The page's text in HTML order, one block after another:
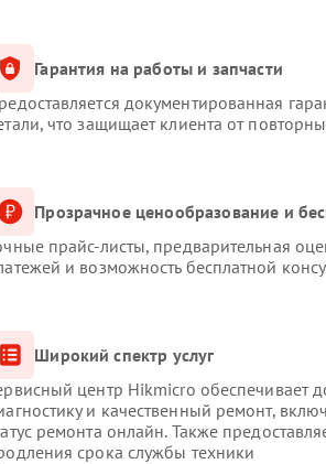
Гарантия на работы и запчасти
документированная
что защищает клиента от
Прозрачное ценообразование и
прайс-листы, предварительная
и возможность бесплатной
Широкий спектр услуг
центр Hikmicro обеспечивает
и качественный ремонт,
ремонта онлайн. Также
срока службы техники